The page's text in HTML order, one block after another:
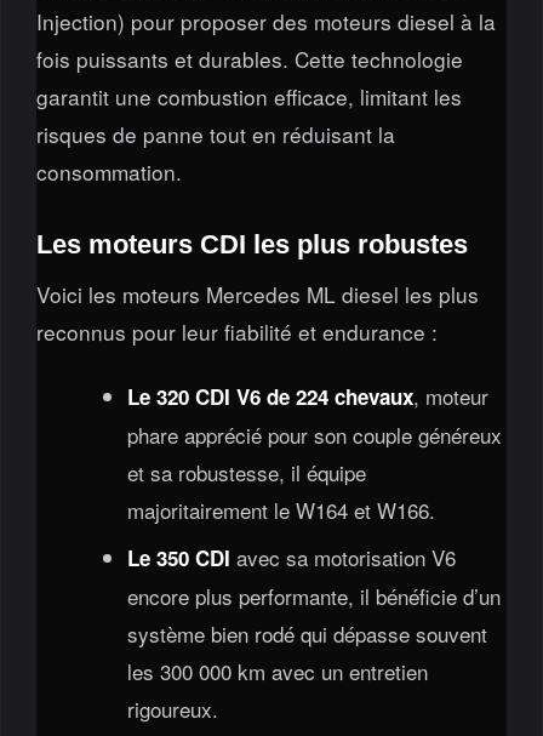
Injection) pour proposer des moteurs diesel à la
fois puissants et durables. Cette technologie
garantit une combustion efficace, limitant les
risques de panne tout en réduisant la
consommation.
Les moteurs CDI les plus robustes
Voici les moteurs Mercedes ML diesel les plus
reconnus pour leur fiabilité et endurance :
Le 320 CDI V6 de 224 chevaux, moteur
phare apprécié pour son couple généreux
et sa robustesse, il équipe
majoritairement le W164 et W166.
Le 350 CDI avec sa motorisation V6
encore plus performante, il bénéficie d’un
système bien rodé qui dépasse souvent
les 300 000 km avec un entretien
rigoureux.